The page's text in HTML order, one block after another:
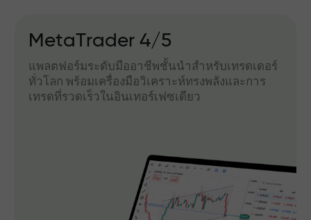
MetaTrader 4/5
แพลตฟอร์มระดับมืออาชีพชั้นนำสำหรับเทรดเดอร์
ทั่วโลก พร้อมเครื่องมือวิเคราะห์ทรงพลังและการ
เทรดที่รวดเร็วในอินเทอร์เฟซเดียว